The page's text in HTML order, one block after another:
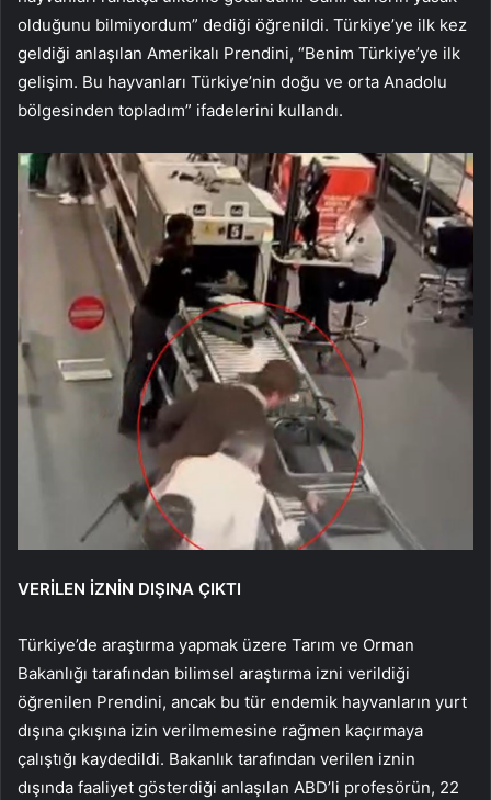
olduğunu bilmiyordum” dediği öğrenildi. Türkiye’ye ilk kez
geldiği anlaşılan Amerikalı Prendini, “Benim Türkiye’ye ilk
gelişim. Bu hayvanları Türkiye’nin doğu ve orta Anadolu
bölgesinden topladım” ifadelerini kullandı.
VERİLEN İZNİN DIŞINA ÇIKTI
Türkiye’de araştırma yapmak üzere Tarım ve Orman
Bakanlığı tarafından bilimsel araştırma izni verildiği
öğrenilen Prendini, ancak bu tür endemik hayvanların yurt
dışına çıkışına izin verilmemesine rağmen kaçırmaya
çalıştığı kaydedildi. Bakanlık tarafından verilen iznin
dışında faaliyet gösterdiği anlaşılan ABD’li profesörün, 22